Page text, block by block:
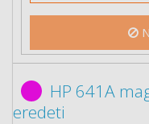
HP 641A
eredeti